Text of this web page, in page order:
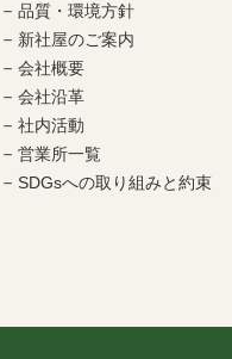
品質・環境方針
新社屋のご案内
会社概要
会社沿革
社内活動
営業所一覧
SDGsへの取り組みと約束